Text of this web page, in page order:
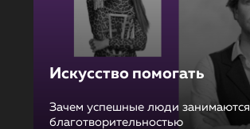
Искусство помогать
Зачем успешные люди занимаются
благотворительностью